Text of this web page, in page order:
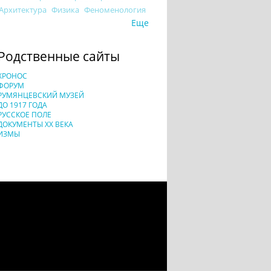
Физика Феноменология
Еще
сайты
МУЗЕЙ
1917 ГОДА
ПОЛЕ
XX ВЕКА